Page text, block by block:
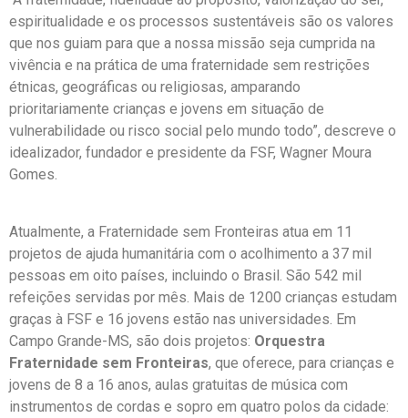
espiritualidade e os processos sustentáveis são os valores
que nos guiam para que a nossa missão seja cumprida na
vivência e na prática de uma fraternidade sem restrições
étnicas, geográficas ou religiosas, amparando
prioritariamente crianças e jovens em situação de
vulnerabilidade ou risco social pelo mundo todo”, descreve o
idealizador, fundador e presidente da FSF, Wagner Moura
Gomes.
Atualmente, a Fraternidade sem Fronteiras atua em 11
projetos de ajuda humanitária com o acolhimento a 37 mil
pessoas em oito países, incluindo o Brasil. São 542 mil
refeições servidas por mês. Mais de 1200 crianças estudam
graças à FSF e 16 jovens estão nas universidades. Em
Campo Grande-MS, são dois projetos: Orquestra
Fraternidade sem Fronteiras, que oferece, para crianças e
jovens de 8 a 16 anos, aulas gratuitas de música com
instrumentos de cordas e sopro em quatro polos da cidade: